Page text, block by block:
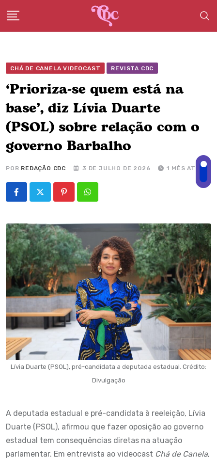
content
CHÁ DE CANELA VIDEOCAST REVISTA CDC
‘Prioriza-se quem está na
base’, diz Lívia Duarte
(PSOL) sobre relação com o
governo Barbalho
POR REDAÇÃO CDC 3 DE JULHO DE 2026 1 MÊS ATRÁS
PinterestWhatsapp
Lívia Duarte (PSOL), pré-candidata a deputada estadual. Crédito:
Divulgação
A deputada estadual e pré-candidata à reeleição, Lívia
Duarte (PSOL), afirmou que fazer oposição ao governo
estadual tem consequências diretas na atuação
parlamentar. Em entrevista ao videocast Chá de Canela,